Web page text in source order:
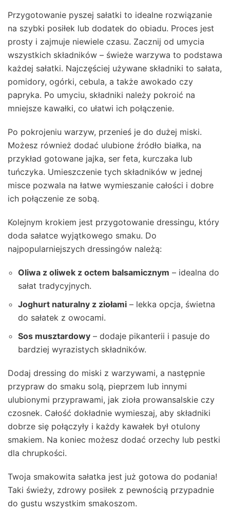
Przygotowanie pyszej sałatki to idealne rozwiązanie
na szybki posiłek lub dodatek do obiadu. Proces jest
prosty i zajmuje niewiele czasu. Zacznij od umycia
wszystkich składników – świeże warzywa to podstawa
każdej sałatki. Najczęściej używane składniki to sałata,
pomidory, ogórki, cebula, a także awokado czy
papryka. Po umyciu, składniki należy pokroić na
mniejsze kawałki, co ułatwi ich połączenie.
Po pokrojeniu warzyw, przenieś je do dużej miski.
Możesz również dodać ulubione źródło białka, na
przykład gotowane jajka, ser feta, kurczaka lub
tuńczyka. Umieszczenie tych składników w jednej
misce pozwala na łatwe wymieszanie całości i dobre
ich połączenie ze sobą.
Kolejnym krokiem jest przygotowanie dressingu, który
doda sałatce wyjątkowego smaku. Do
najpopularniejszych dressingów należą:
Oliwa z oliwek z octem balsamicznym – idealna do
sałat tradycyjnych.
Joghurt naturalny z ziołami – lekka opcja, świetna
do sałatek z owocami.
Sos musztardowy – dodaje pikanterii i pasuje do
bardziej wyrazistych składników.
Dodaj dressing do miski z warzywami, a następnie
przypraw do smaku solą, pieprzem lub innymi
ulubionymi przyprawami, jak zioła prowansalskie czy
czosnek. Całość dokładnie wymieszaj, aby składniki
dobrze się połączyły i każdy kawałek był otulony
smakiem. Na koniec możesz dodać orzechy lub pestki
dla chrupkości.
Twoja smakowita sałatka jest już gotowa do podania!
Taki świeży, zdrowy posiłek z pewnością przypadnie
do gustu wszystkim smakoszom.